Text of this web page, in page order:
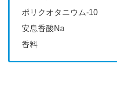
ポリクオタニウム-10
安息香酸Na
香料